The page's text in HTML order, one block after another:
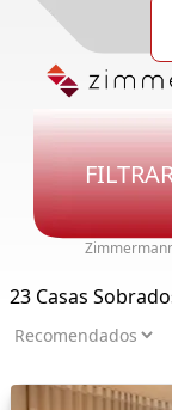
23 Casas